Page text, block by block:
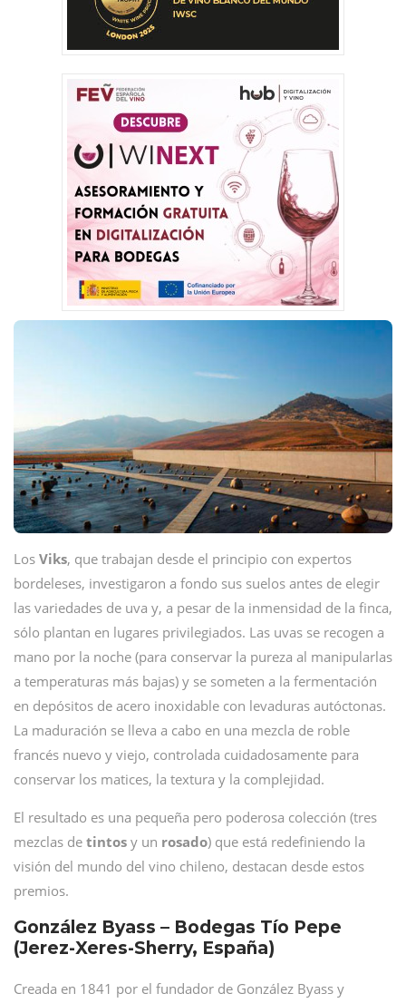
Los Viks, que trabajan desde el principio con expertos
bordeleses, investigaron a fondo sus suelos antes de elegir
las variedades de uva y, a pesar de la inmensidad de la finca,
sólo plantan en lugares privilegiados. Las uvas se recogen a
mano por la noche (para conservar la pureza al manipularlas
a temperaturas más bajas) y se someten a la fermentación
en depósitos de acero inoxidable con levaduras autóctonas.
La maduración se lleva a cabo en una mezcla de roble
francés nuevo y viejo, controlada cuidadosamente para
conservar los matices, la textura y la complejidad.
El resultado es una pequeña pero poderosa colección (tres
mezclas de tintos y un rosado) que está redefiniendo la
visión del mundo del vino chileno, destacan desde estos
premios.
González Byass – Bodegas Tío Pepe
(Jerez-Xeres-Sherry, España)
Creada en 1841 por el fundador de González Byass y